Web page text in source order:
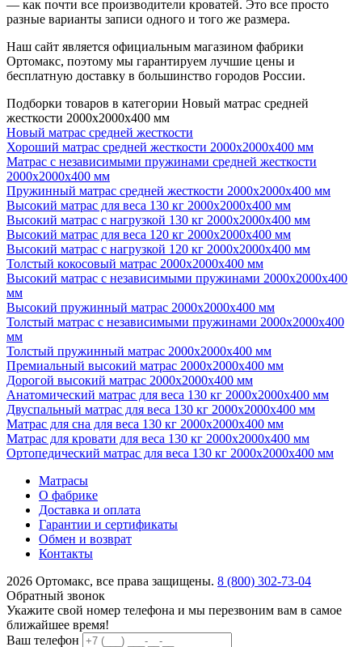
— как почти все производители кроватей. Это все просто
разные варианты записи одного и того же размера.
Наш сайт является официальным магазином фабрики
Ортомакс, поэтому мы гарантируем лучшие цены и
бесплатную доставку в большинство городов России.
Подборки товаров в категории Новый матрас средней
жесткости 2000х2000х400 мм
Новый матрас средней жесткости
Хороший матрас средней жесткости 2000х2000х400 мм
Матрас с независимыми пружинами средней жесткости
2000х2000х400 мм
Пружинный матрас средней жесткости 2000х2000х400 мм
Высокий матрас для веса 130 кг 2000х2000х400 мм
Высокий матрас с нагрузкой 130 кг 2000х2000х400 мм
Высокий матрас для веса 120 кг 2000х2000х400 мм
Высокий матрас с нагрузкой 120 кг 2000х2000х400 мм
Толстый кокосовый матрас 2000х2000х400 мм
Высокий матрас с независимыми пружинами 2000х2000х400
мм
Высокий пружинный матрас 2000х2000х400 мм
Толстый матрас с независимыми пружинами 2000х2000х400
мм
Толстый пружинный матрас 2000х2000х400 мм
Премиальный высокий матрас 2000х2000х400 мм
Дорогой высокий матрас 2000х2000х400 мм
Анатомический матрас для веса 130 кг 2000х2000х400 мм
Двуспальный матрас для веса 130 кг 2000х2000х400 мм
Матрас для сна для веса 130 кг 2000х2000х400 мм
Матрас для кровати для веса 130 кг 2000х2000х400 мм
Ортопедический матрас для веса 130 кг 2000х2000х400 мм
Матрасы
О фабрике
Доставка и оплата
Гарантии и сертификаты
Обмен и возврат
Контакты
2026 Ортомакс, все права защищены. 8 (800) 302-73-04
Обратный звонок
Укажите свой номер телефона и мы перезвоним вам в самое
ближайшее время!
Ваш телефон